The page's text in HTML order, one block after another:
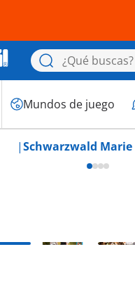
Mundos de juego
Schwarzwald Marie